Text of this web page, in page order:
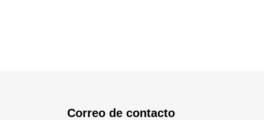
Correo de contacto